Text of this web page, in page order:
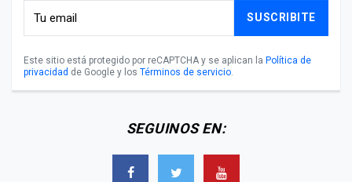
SUSCRIBITE
Este sitio está protegido por reCAPTCHA y se aplican la Política de
privacidad de Google y los Términos de servicio.
SEGUINOS EN: